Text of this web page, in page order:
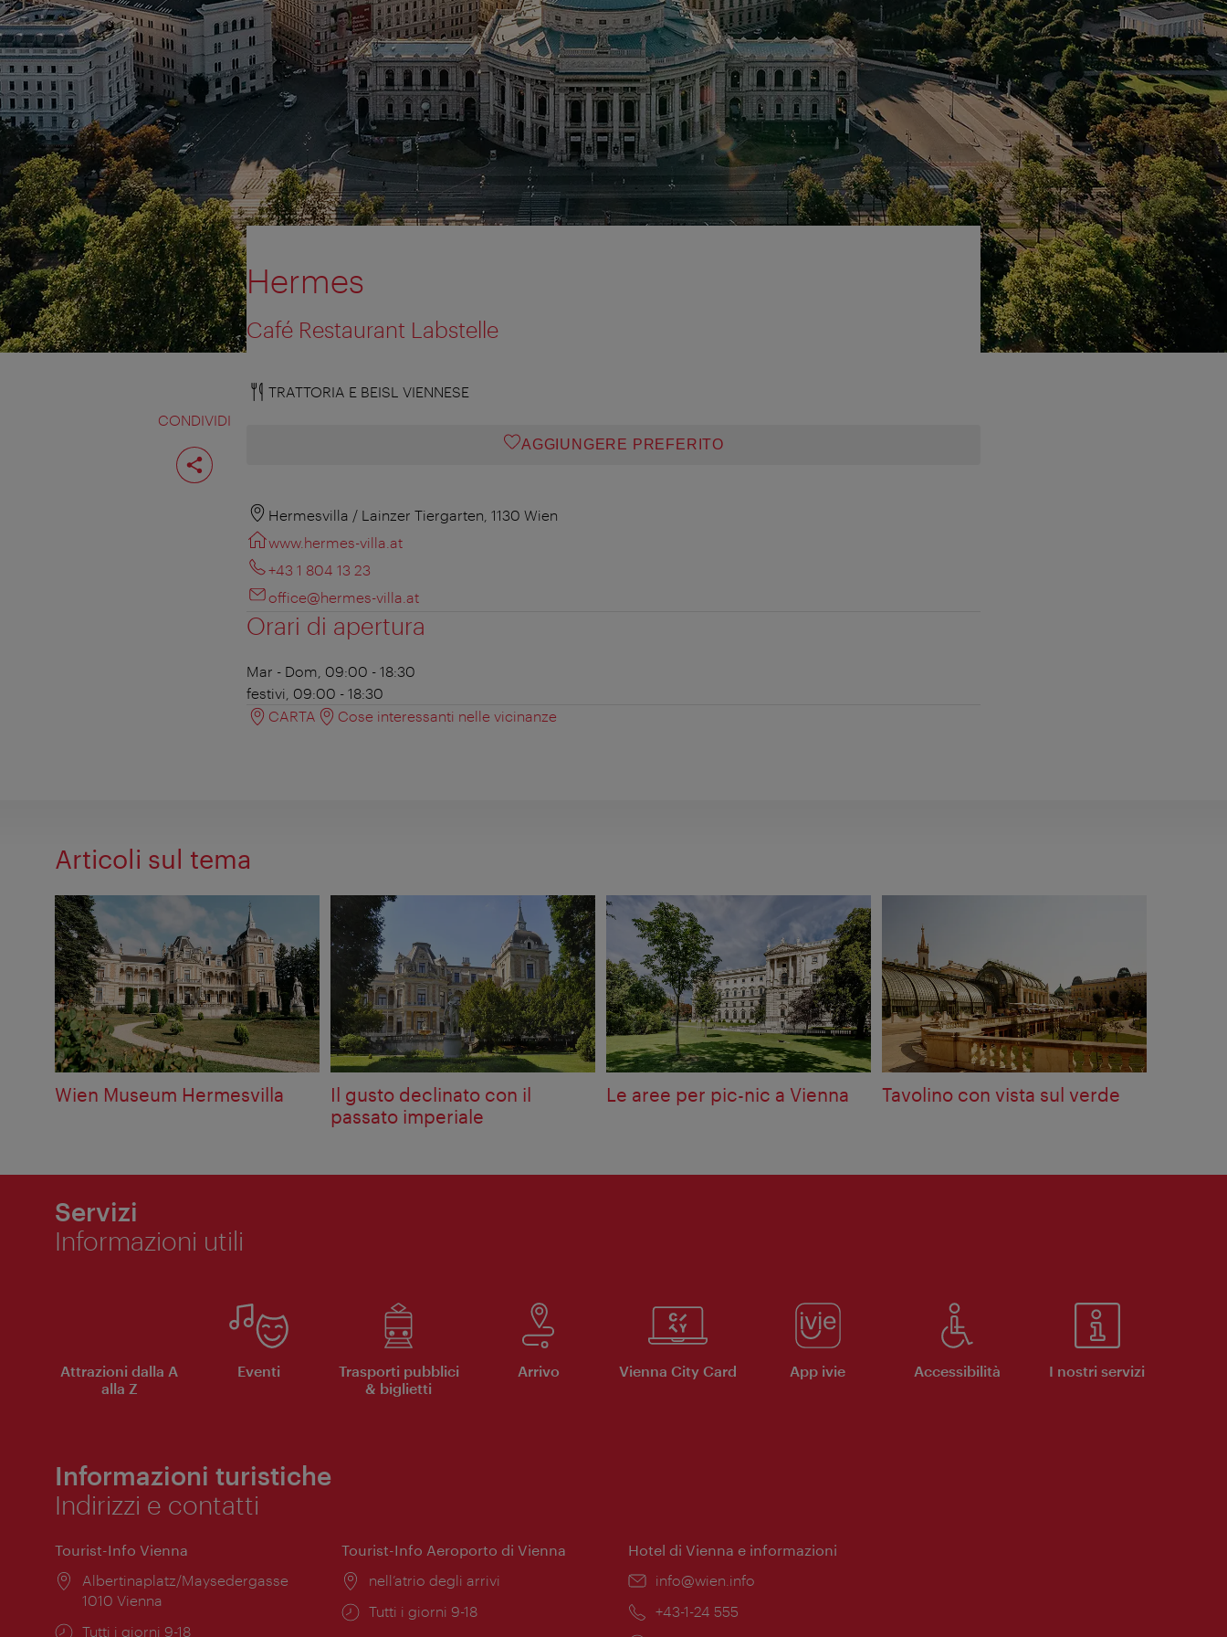
CONDIVIDI
Condividi
pagina
Hermes
Café Restaurant Labstelle
TRATTORIA E BEISL VIENNESE
AGGIUNGERE PREFERITO
Hermesvilla / Lainzer Tiergarten, 1130 Wien
www.hermes-villa.at
+43 1 804 13 23
office@hermes-villa.at
Orari di apertura
Mar - Dom, 09:00 - 18:30
festivi, 09:00 - 18:30
CARTA
Cose interessanti nelle vicinanze
Articoli sul tema
Wien Museum Hermesvilla
Il gusto declinato con il
passato imperiale
Le aree per pic-nic a Vienna Tavolino con vista sul verde
Servizi
Informazioni utili
Attrazioni dalla A
alla Z
Eventi
Trasporti pubblici
& biglietti
Arrivo Vienna City Card App ivie Accessibilità I nostri servizi
Informazioni turistiche
Indirizzi e contatti
Tourist-Info Vienna
Posizione:
Albertinaplatz/Maysedergasse
1010 Vienna
Orari
Tutti i giorni 9-18
Tourist-Info Aeroporto di Vienna
Posizione:
nell’atrio degli arrivi
Orari
Tutti i giorni 9-18
Hotel di Vienna e informazioni
Email:
info@wien.info
Telefono:
+43-1-24 555